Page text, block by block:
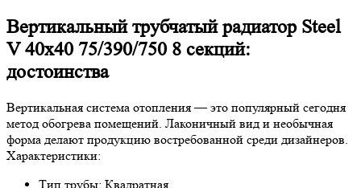
Вертикальный трубчатый радиатор Steel
V 40х40 75/390/750 8 секций:
достоинства
Вертикальная система отопления — это популярный сегодня
метод обогрева помещений. Лаконичный вид и необычная
форма делают продукцию востребованной среди дизайнеров.
Характеристики:
Тип трубы: Квадратная,